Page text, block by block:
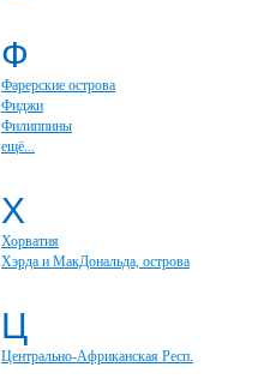
Ф
Фарерские острова
Фиджи
Филиппины
ещё...
Х
Хорватия
Хэрда и МакДональда, острова
Ц
Центрально-Африканская Респ.